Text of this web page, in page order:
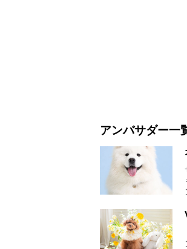
アンバサダー一